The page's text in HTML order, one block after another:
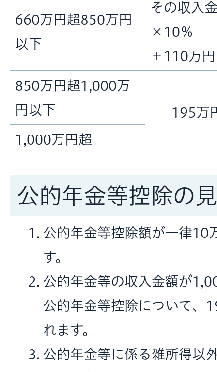
660万円超850万円
以下
その収入
×10％
＋110万円
850万円超1,000万
円以下
195万
1,000万円超
公的年金等控除の
公的年金等控除額が一律10
す。
公的年金等の収入金額が
公的年金等控除について、
れます。
公的年金等に係る雑所得以